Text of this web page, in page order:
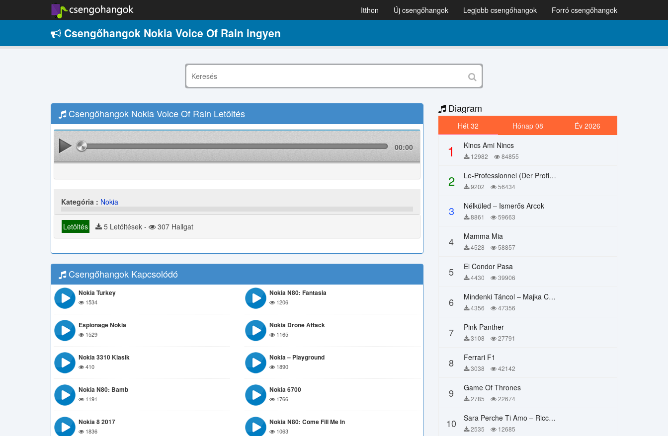
Itthon Új csengőhangok Legjobb csengőhangok Forró csengőhangok
Csengőhangok Nokia Voice Of Rain ingyen
Csengőhangok Nokia Voice Of Rain Letöltés
00:00
Kategória : Nokia
Letöltés 5 Letöltések - 307 Hallgat
Csengőhangok Kapcsolódó
Nokia Turkey
1534
Nokia N80: Fantasia
1206
Espionage Nokia
1529
Nokia Drone Attack
1165
Nokia 3310 Klasik
410
Nokia – Playground
1890
Nokia N80: Bamb
1191
Nokia 6700
1766
Nokia 8 2017
1836
Nokia N80: Come Fill Me In
1063
Diagram
Hét 32 Hónap 08 Év 2026
1 Kincs Ami Nincs
12982 84855
2 Le-Professionnel (Der Profi) – Chi Mai
9202 56434
3 Nélküled – Ismerős Arcok
8861 59663
4 Mamma Mia
4528 58857
5 El Condor Pasa
4430 39906
6 Mindenki Táncol – Majka Curtis, Péter Majoros
4356 47356
7 Pink Panther
3108 27791
8 Ferrari F1
3038 42142
9 Game Of Thrones
2785 22674
10 Sara Perche Ti Amo – Ricchi E Poveri
2535 12685